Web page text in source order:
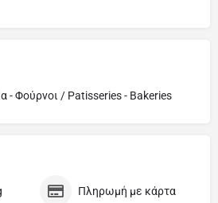
- Φούρνοι / Patisseries - Bakeries
Πληρωμή με κάρτα